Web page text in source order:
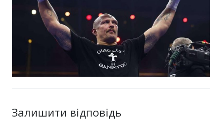
Залишити відповідь